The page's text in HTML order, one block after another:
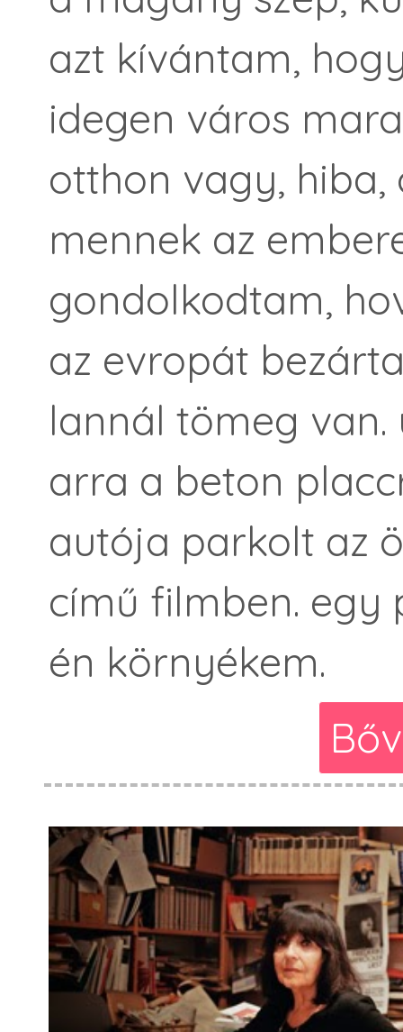
azt kívántam,
idegen város
otthon vagy,
mennek az
gondolkodtam,
az evropát
lannál tömeg
arra a beton
autója parkolt az
című filmben. egy
én környékem.